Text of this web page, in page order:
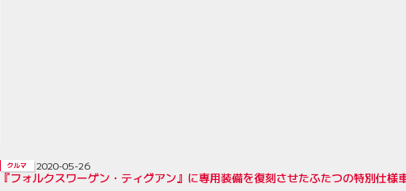
『フォルクスワーゲン・ティグアン』に専用装備を復刻させたふたつの特別仕様
クルマ 2020-05-26